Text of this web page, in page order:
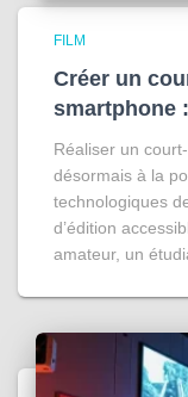
FILM
Créer un
smartphone
Réaliser un
désormais à la
technologiques
d’édition
amateur, un